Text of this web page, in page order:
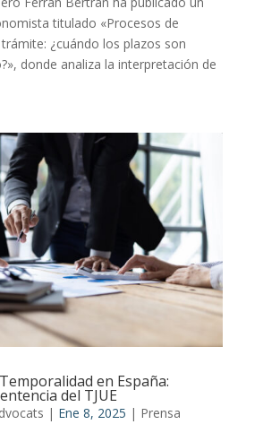
titulado «Procesos de
¿cuándo los plazos son
donde analiza la interpretación de
en España:
del TJUE
| Ene 8, 2025 | Prensa